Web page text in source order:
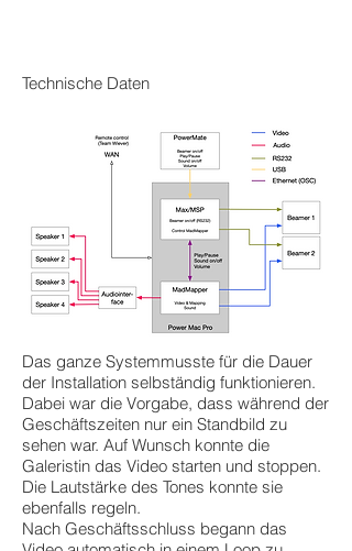
Technische Daten
Das ganze Systemmusste für die Dauer
der Installation selbständig funktionieren.
Dabei war die Vorgabe, dass während der
Geschäftszeiten nur ein Standbild zu
sehen war. Auf Wunsch konnte die
Galeristin das Video starten und stoppen.
Die Lautstärke des Tones konnte sie
ebenfalls regeln.
Nach Geschäftsschluss begann das